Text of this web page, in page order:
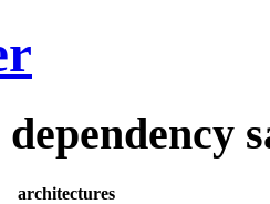
architectures